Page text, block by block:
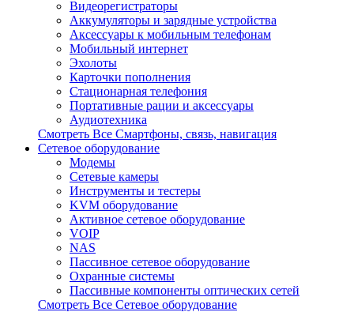
Видеорегистраторы
Аккумуляторы и зарядные устройства
Аксессуары к мобильным телефонам
Мобильный интернет
Эхолоты
Карточки пополнения
Стационарная телефония
Портативные рации и аксессуары
Аудиотехника
Смотреть Все Смартфоны, связь, навигация
Сетевое оборудование
Модемы
Сетевые камеры
Инструменты и тестеры
KVM оборудование
Активное сетевое оборудование
VOIP
NAS
Пассивное сетевое оборудование
Охранные системы
Пассивные компоненты оптических сетей
Смотреть Все Сетевое оборудование